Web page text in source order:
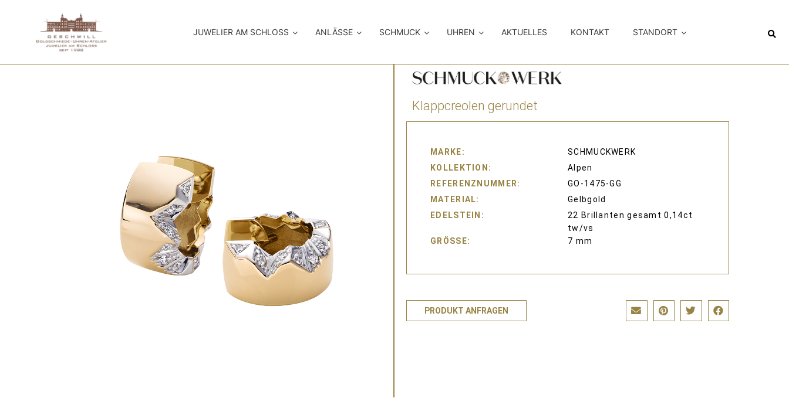
JUWELIER AM SCHLOSS ANLÄSSE SCHMUCK UHREN AKTUELLES KONTAKT STANDORT
Klappcreolen gerundet
MARKE
SCHMUCKWERK
KOLLEKTION
Alpen
REFERENZNUMMER
GO-1475-GG
MATERIAL
Gelbgold
EDELSTEIN
22 Brillanten gesamt 0,14ct
tw/vs
GRÖSSE
7 mm
PRODUKT ANFRAGEN